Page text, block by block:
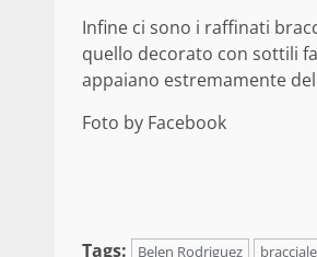
Infine ci sono i raffinati
quello decorato con sottili
appaiano estremamente
Foto by Facebook
Tags: Belen Rodriguez